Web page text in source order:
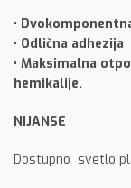
•
• Odlična adhezija
• Maksimalna
hemikalije.
NIJANSE
Dostupno svetlo